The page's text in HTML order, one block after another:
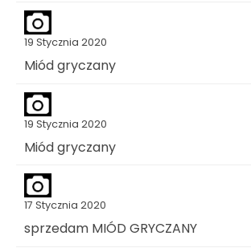
19 Stycznia 2020
Miód gryczany
19 Stycznia 2020
Miód gryczany
17 Stycznia 2020
sprzedam MIÓD GRYCZANY